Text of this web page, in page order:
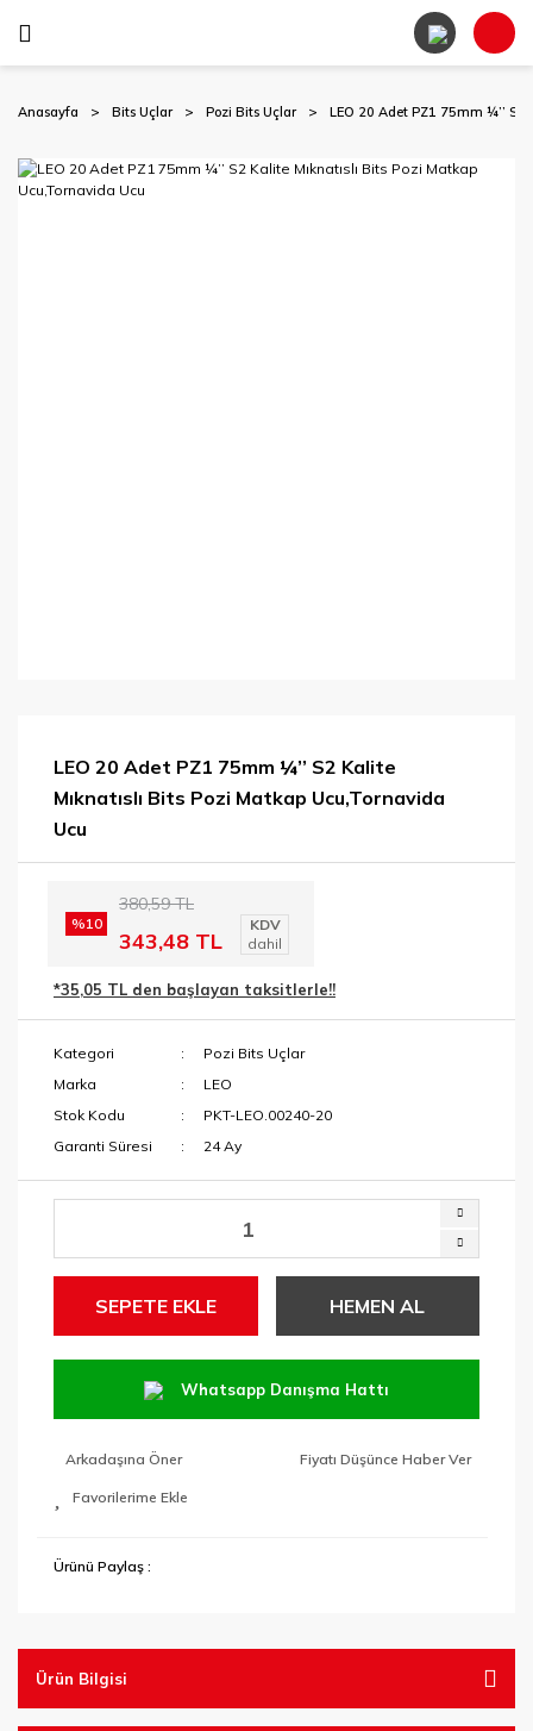
Anasayfa Bits Uçlar Pozi Bits Uçlar LEO 20 Adet PZ1 75mm ¼’’ S2
LEO 20 Adet PZ1 75mm ¼’’ S2 Kalite
Mıknatıslı Bits Pozi Matkap Ucu,Tornavida
Ucu
%10
380,59 TL
343,48 TL
KDV
dahil
*35,05 TL den başlayan taksitlerle!!
Kategori
Pozi Bits Uçlar
Marka
LEO
Stok Kodu
PKT-LEO.00240-20
Garanti Süresi
24 Ay
SEPETE EKLE HEMEN AL
Whatsapp Danışma Hattı
Arkadaşına Öner Fiyatı Düşünce Haber Ver
Ürünü Paylaş :
Ürün Bilgisi